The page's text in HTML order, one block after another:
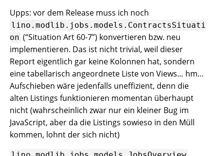
Upps: vor dem Release muss ich noch
lino.modlib.jobs.models.ContractsSituati
on (“Situation Art 60-7”) konvertieren bzw. neu
implementieren. Das ist nicht trivial, weil dieser
Report eigentlich gar keine Kolonnen hat, sondern
eine tabellarisch angeordnete Liste von Views… hm…
Aufschieben wäre jedenfalls uneffizient, denn die
alten Listings funktionieren momentan überhaupt
nicht (wahrscheinlich zwar nur ein kleiner Bug im
JavaScript, aber da die Listings sowieso in den Müll
kommen, lohnt der sich nicht)